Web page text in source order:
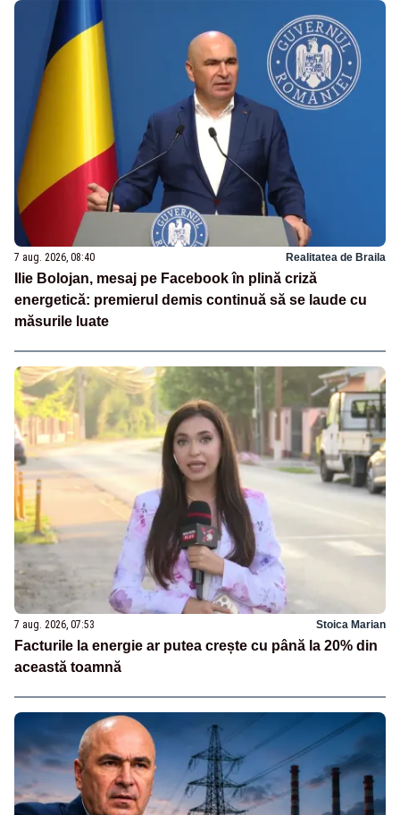
7 aug. 2026, 08:40 Realitatea de Braila
Ilie Bolojan, mesaj pe Facebook în plină criză
energetică: premierul demis continuă să se laude cu
măsurile luate
7 aug. 2026, 07:53 Stoica Marian
Facturile la energie ar putea crește cu până la 20% din
această toamnă